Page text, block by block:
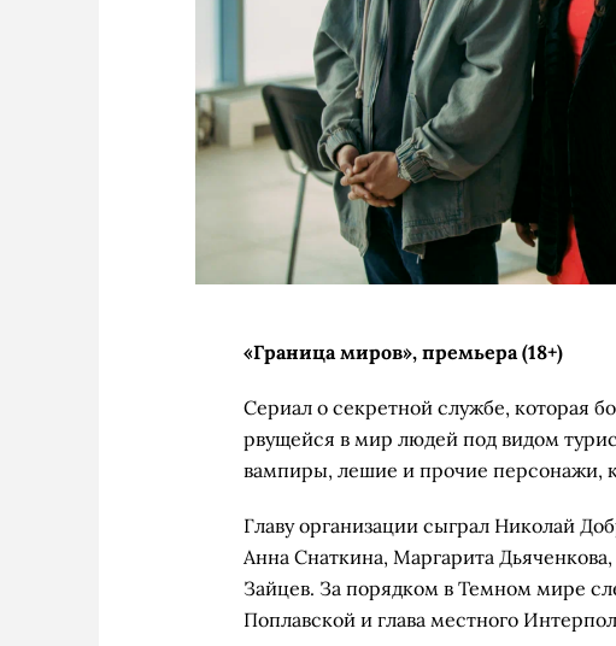
«Граница миров», премьера (18+)
Сериал о секретной службе, которая
рвущейся в мир людей под видом
вампиры, лешие и прочие персонажи,
Главу организации сыграл Николай
Анна Снаткина, Маргарита
Зайцев. За порядком в Темном мире
Поплавской и глава местного